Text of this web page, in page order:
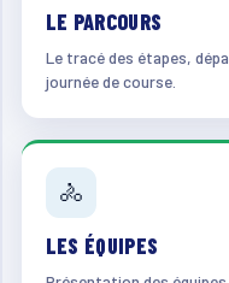
LE PARCOURS
Le tracé des étapes,
journée de course.
🚴
LES ÉQUIPES